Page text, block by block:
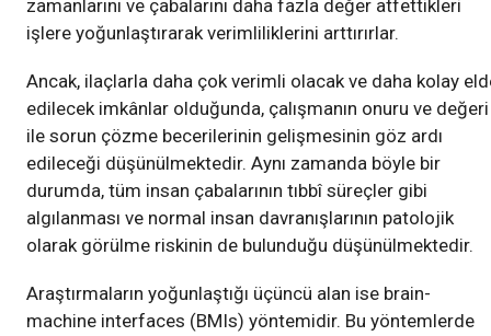
zamanlarını ve çabalarını daha fazla değer atfettikleri
işlere yoğunlaştırarak verimliliklerini arttırırlar.
Ancak, ilaçlarla daha çok verimli olacak ve daha kolay
edilecek imkânlar olduğunda, çalışmanın onuru ve değeri
ile sorun çözme becerilerinin gelişmesinin göz ardı
edileceği düşünülmektedir. Aynı zamanda böyle bir
durumda, tüm insan çabalarının tıbbî süreçler gibi
algılanması ve normal insan davranışlarının patolojik
olarak görülme riskinin de bulunduğu düşünülmektedir.
Araştırmaların yoğunlaştığı üçüncü alan ise brain-
machine interfaces (BMIs) yöntemidir. Bu yöntemlerde